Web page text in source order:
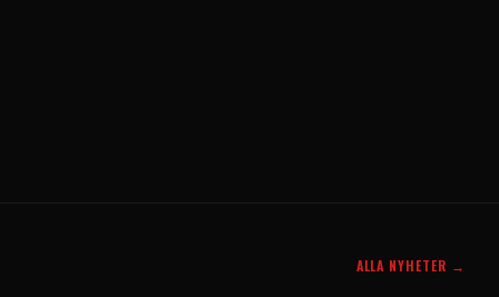
ALLA NYHETER →